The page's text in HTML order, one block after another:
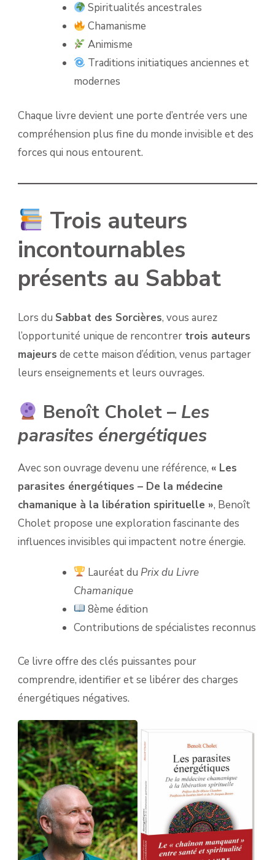
Spiritualités ancestrales
Chamanisme
Animisme
Traditions initiatiques anciennes et
modernes
Chaque livre devient une porte d’entrée vers une
compréhension plus fine du monde invisible et des
forces qui nous entourent.
Trois auteurs
incontournables
présents au Sabbat
Lors du Sabbat des Sorcières, vous aurez
l’opportunité unique de rencontrer trois auteurs
majeurs de cette maison d’édition, venus partager
leurs enseignements et leurs ouvrages.
Benoît Cholet – Les
parasites énergétiques
Avec son ouvrage devenu une référence, « Les
parasites énergétiques – De la médecine
chamanique à la libération spirituelle », Benoît
Cholet propose une exploration fascinante des
influences invisibles qui impactent notre énergie.
Lauréat du Prix du Livre
Chamanique
8ème édition
Contributions de spécialistes reconnus
Ce livre offre des clés puissantes pour
comprendre, identifier et se libérer des charges
énergétiques négatives.